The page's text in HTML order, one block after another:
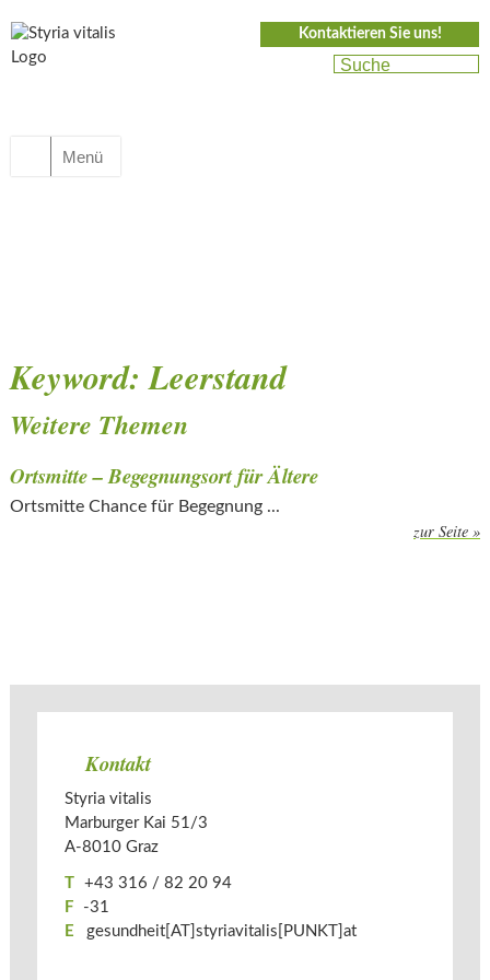
Kontaktieren Sie uns!
Menü
Keyword:Leerstand
Weitere Themen
Ortsmitte – Begegnungsort für Ältere
Ortsmitte Chance für Begegnung ...
zur Seite »
Kontakt
Styria vitalis
Marburger Kai 51/3
A-­8010 Graz
T +43 316 / 82 20 94
F
-31
E
gesundheit[AT]styriavitalis[PUNKT]at